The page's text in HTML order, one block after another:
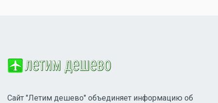
Сайт "Летим дешево" объединяет информацию об